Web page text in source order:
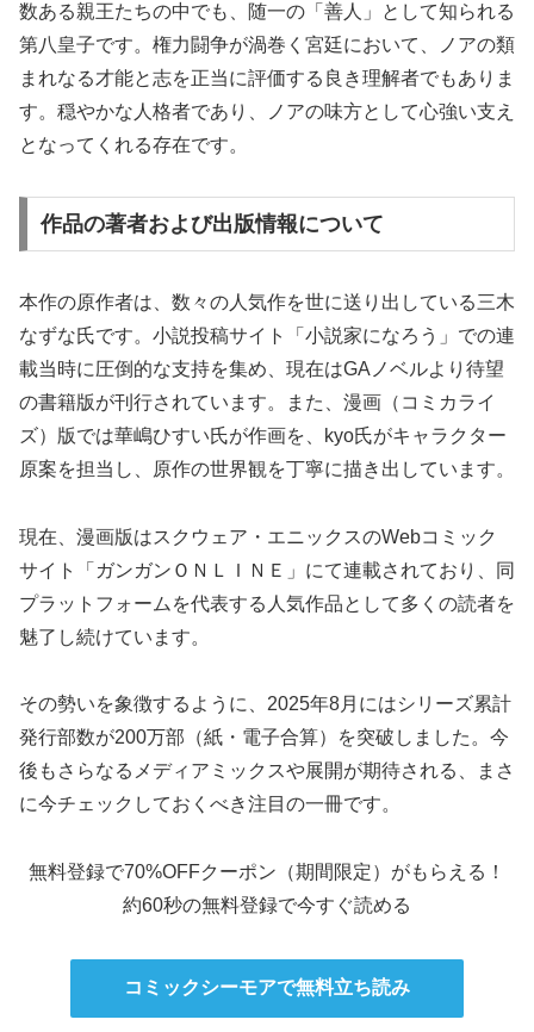
数ある親王たちの中でも、随一の「善人」として知られる
第八皇子です。権力闘争が渦巻く宮廷において、ノアの類
まれなる才能と志を正当に評価する良き理解者でもありま
す。穏やかな人格者であり、ノアの味方として心強い支え
となってくれる存在です。
作品の著者および出版情報について
本作の原作者は、数々の人気作を世に送り出している三木
なずな氏です。小説投稿サイト「小説家になろう」での連
載当時に圧倒的な支持を集め、現在はGAノベルより待望
の書籍版が刊行されています。また、漫画（コミカライ
ズ）版では華嶋ひすい氏が作画を、kyo氏がキャラクター
原案を担当し、原作の世界観を丁寧に描き出しています。
現在、漫画版はスクウェア・エニックスのWebコミック
サイト「ガンガンＯＮＬＩＮＥ」にて連載されており、同
プラットフォームを代表する人気作品として多くの読者を
魅了し続けています。
その勢いを象徴するように、2025年8月にはシリーズ累計
発行部数が200万部（紙・電子合算）を突破しました。今
後もさらなるメディアミックスや展開が期待される、まさ
に今チェックしておくべき注目の一冊です。
無料登録で70%OFFクーポン（期間限定）がもらえる！
約60秒の無料登録で今すぐ読める
コミックシーモアで無料立ち読み